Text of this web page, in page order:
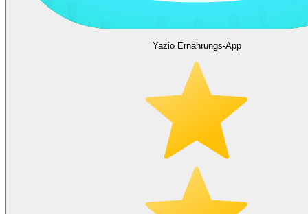
Yazio Ernährungs-App